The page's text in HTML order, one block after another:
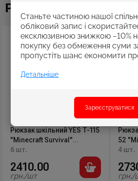
Станьте частиною нашої
обліковий запис і
ексклюзивною знижкою −10%
покупку без обмеження суми
пропустіть шанс економити
Детальніше
Зареєструватися
Рекомендовані товари
Рюкзак шкільний YES T-115
"Minecraft Survival"
41,5*30*14см., 550001
6 шт.
2410.00
грн./шт
52
4 шт.
грн./